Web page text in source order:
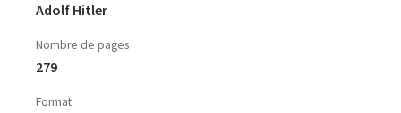
Adolf Hitler
Nombre de pages
279
Format